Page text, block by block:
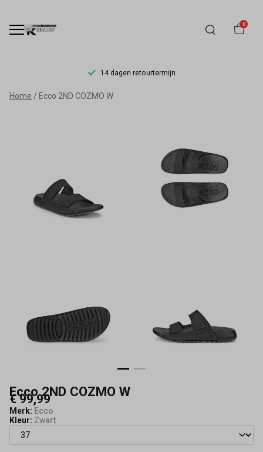
0
14 dagen retourtermijn
Ecco
Schoenmode
Kerkhof
Home Ecco 2ND COZMO W
Ecco 2ND COZMO W
€ 99,99
Merk: Ecco
Kleur: Zwart